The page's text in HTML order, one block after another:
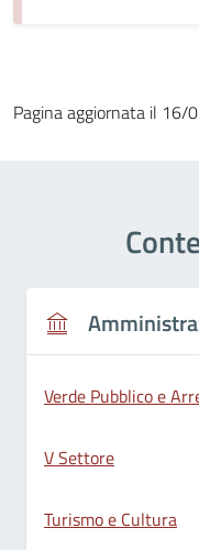
Pagina aggiornata il 16/
Verde Pubblico e
V Settore
Turismo e Cultura